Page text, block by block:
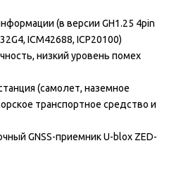
(в версии GH1.25 4pin
ICM42688, ICP20100)
низкий уровень помех
(самолет, наземное
транспортное средство и
GNSS-приемник U-blox ZED-